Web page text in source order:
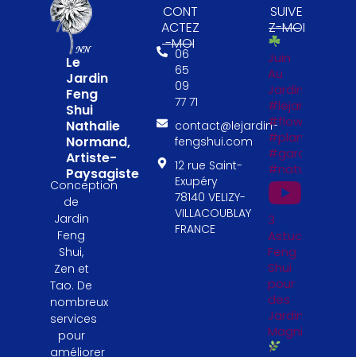
Le
Jardin
Feng
Shui
Nathalie
Normand,
Artiste-
Paysagiste
Conception
de
Jardin
Feng
Shui,
Zen et
Tao. De
nombreux
services
pour
améliorer
CONT
ACTEZ
-MOI
06
65
09
77 71
contact@lejardin-
fengshui.com
12 rue Saint-
Exupéry
78140 VELIZY-
VILLACOUBLAY
FRANCE
SUIVE
Z-MOI
Juin
Au
Jardin
#flowers
#garden
#naturelovers
3
Astuces
Feng
Shui
pour
des
Jardinières
Magnifiques